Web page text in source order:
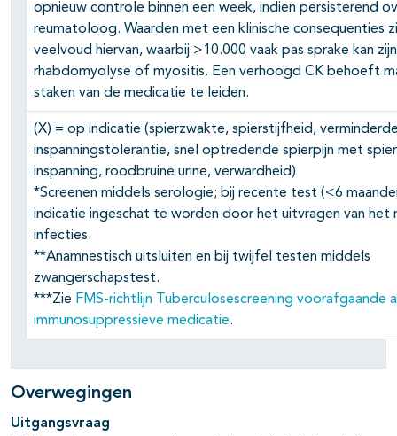
opnieuw controle binnen een week, indien persisterend
reumatoloog. Waarden met een klinische consequenties
veelvoud hiervan, waarbij >10.000 vaak pas sprake kan
rhabdomyolyse of myositis. Een verhoogd CK behoeft
staken van de medicatie te leiden.
(X) = op indicatie (spierzwakte, spierstijfheid,
inspanningstolerantie, snel optredende spierpijn met
inspanning, roodbruine urine, verwardheid)
*Screenen middels serologie; bij recente test (<6
indicatie ingeschat te worden door het uitvragen van het
infecties.
**Anamnestisch uitsluiten en bij twijfel testen middels
zwangerschapstest.
***Zie FMS-richtlijn Tuberculosescreening voorafgaande
immunosuppressieve medicatie.
Overwegingen
Uitgangsvraag